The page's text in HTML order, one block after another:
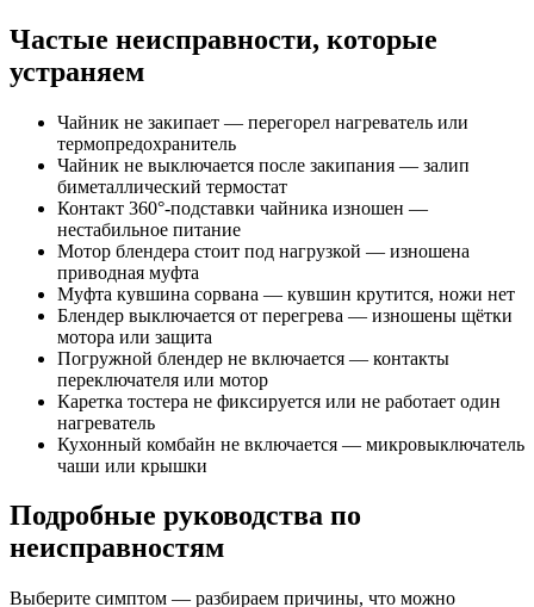
Частые неисправности, которые
устраняем
Чайник не закипает — перегорел нагреватель или
термопредохранитель
Чайник не выключается после закипания — залип
биметаллический термостат
Контакт 360°-подставки чайника изношен —
нестабильное питание
Мотор блендера стоит под нагрузкой — изношена
приводная муфта
Муфта кувшина сорвана — кувшин крутится, ножи нет
Блендер выключается от перегрева — изношены щётки
мотора или защита
Погружной блендер не включается — контакты
переключателя или мотор
Каретка тостера не фиксируется или не работает один
нагреватель
Кухонный комбайн не включается — микровыключатель
чаши или крышки
Подробные руководства по
неисправностям
Выберите симптом — разбираем причины, что можно